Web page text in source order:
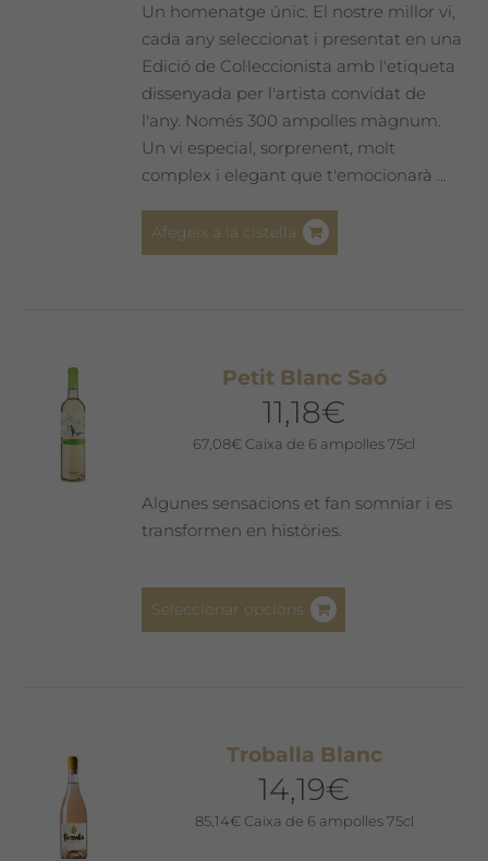
Un homenatge únic. El nostre millor vi,
cada any seleccionat i presentat en una
Edició de Col·leccionista amb l'etiqueta
dissenyada per l'artista convidat de
l'any. Només 300 ampolles màgnum.
Un vi especial, sorprenent, molt
complex i elegant que t'emocionarà ...
Afegeix a la cistella
Petit Blanc Saó
11,18€
67,08€ Caixa de 6 ampolles 75cl
Algunes sensacions et fan somniar i es
transformen en històries.
Seleccionar opcions
opcions
poden
Troballa Blanc
14,19€
85,14€ Caixa de 6 ampolles 75cl